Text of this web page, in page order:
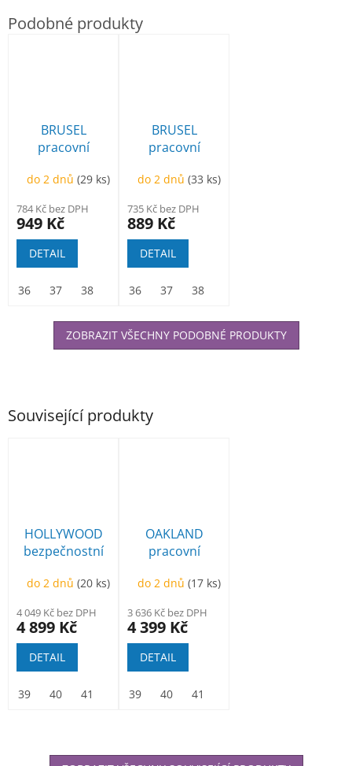
Související produkty
HOLLYWOOD
bezpečnostní
do 2 dnů(20 ks)
4 049 Kč bez DPH
4 899 Kč
DETAIL
39 40 41
OAKLAND
pracovní
do 2 dnů(17 ks)
3 636 Kč bez DPH
4 399 Kč
DETAIL
39 40 41
BRUSEL
pracovní
do 2 dnů(29 ks)
784 Kč bez DPH
949 Kč
DETAIL
36 37 38
BRUSEL
pracovní
do 2 dnů(33 ks)
735 Kč bez DPH
889 Kč
DETAIL
36 37 38
ZOBRAZIT VŠECHNY PODOBNÉ PRODUKTY